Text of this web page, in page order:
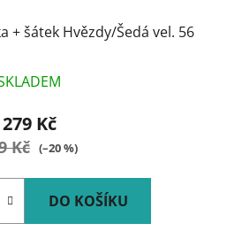
+ šátek Hvězdy/Šedá vel. 56
279 Kč
Kč (–20 %)
DO KOŠÍKU